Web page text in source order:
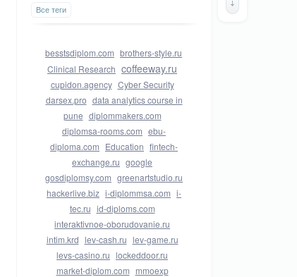
Все теги
besstsdiplom.com brothers-style.ru
Clinical Research coffeeway.ru
cupidon.agency Cyber Security
darsex.pro data analytics course in
pune diplommakers.com
diplomsa-rooms.com ebu-
diploma.com Education fintech-
exchange.ru google
gosdiplomsy.com greenartstudio.ru
hackerlive.biz i-diplommsa.com i-
tec.ru id-diploms.com
interaktivnoe-oborudovanie.ru
intim.krd lev-cash.ru lev-game.ru
levs-casino.ru lockeddoor.ru
market-diplom.com mmoexp